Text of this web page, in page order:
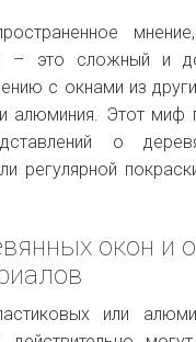
– это сложный и
с окнами из
алюминия. Этот миф
о
регулярной
окон и
или